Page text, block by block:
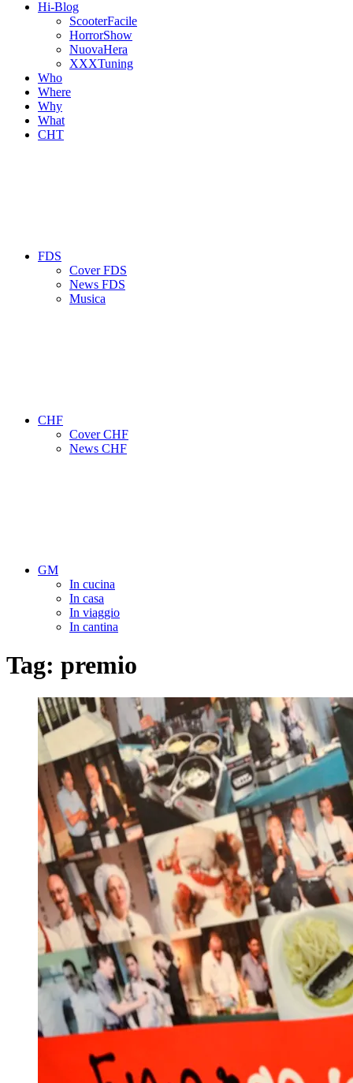
Hi-Blog
ScooterFacile
HorrorShow
NuovaHera
XXXTuning
Who
Where
Why
What
CHT
FDS
Cover FDS
News FDS
Musica
CHF
Cover CHF
News CHF
GM
In cucina
In casa
In viaggio
In cantina
Tag: premio